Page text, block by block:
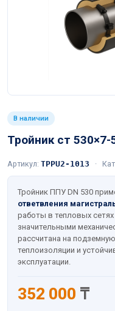
В наличии
Тройник ст
Артикул: TPPU2-1013 ·
Тройник ППУ DN 530
ответвления
работы в тепловых
значительными
рассчитана на
теплоизоляции и
эксплуатации.
352 000 ₸